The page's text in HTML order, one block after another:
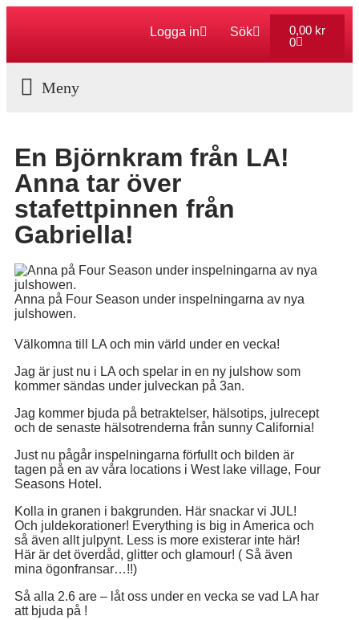
Logga in Sök 0,00 kr
0
En Björnkram från LA!
Anna tar över
stafettpinnen från
Gabriella!
Anna på Four Season under inspelningarna av nya
julshowen.
Välkomna till LA och min värld under en vecka!
Jag är just nu i LA och spelar in en ny julshow som
kommer sändas under julveckan på 3an.
Jag kommer bjuda på betraktelser, hälsotips, julrecept
och de senaste hälsotrenderna från sunny California!
Just nu pågår inspelningarna förfullt och bilden är
tagen på en av våra locations i West lake village, Four
Seasons Hotel.
Kolla in granen i bakgrunden. Här snackar vi JUL!
Och juldekorationer! Everything is big in America och
så även allt julpynt. Less is more existerar inte här!
Här är det överdåd, glitter och glamour! ( Så även
mina ögonfransar…!!)
Så alla 2.6 are – låt oss under en vecka se vad LA har
att bjuda på !